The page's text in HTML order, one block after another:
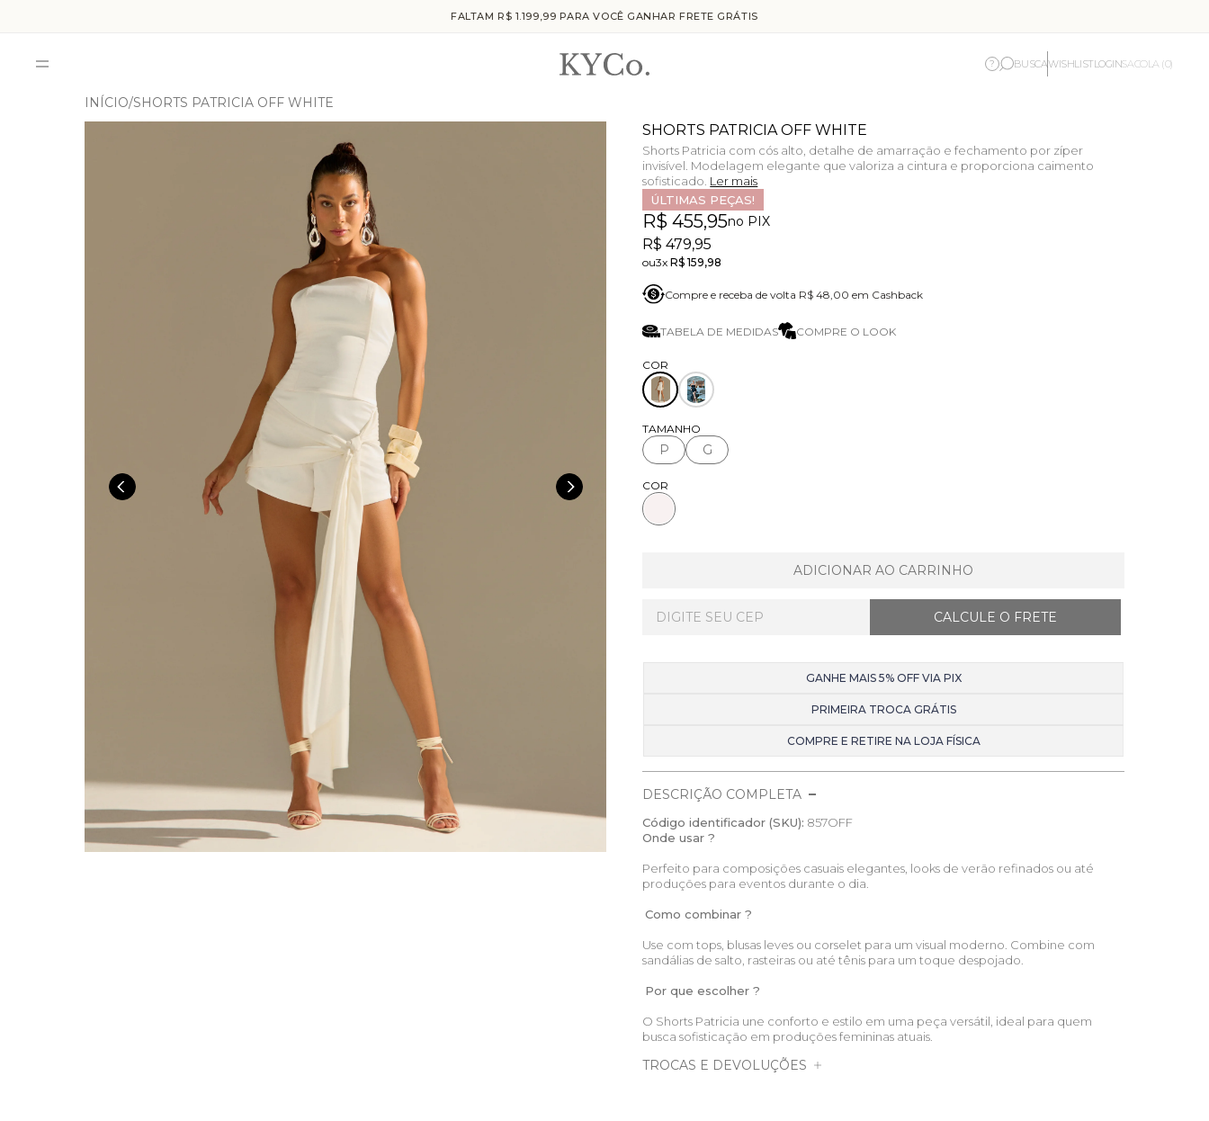
FALTAM R$ 1.199,99 PARA VOCÊ GANHAR FRETE GRÁTIS
? BUSCAWISHLISTLOGINSACOLA (0)
INÍCIO SHORTS PATRICIA OFF WHITE
SHORTS PATRICIA OFF WHITE
Shorts Patricia com cós alto, detalhe de amarração e fechamento por zíper
invisível. Modelagem elegante que valoriza a cintura e proporciona caimento
sofisticado. Ler mais
ÚLTIMAS PEÇAS!
R$ 455,95no PIX
R$ 479,95
3xR$ 159,98
Compre e receba de volta R$ 48,00 em Cashback
TABELA DE MEDIDAS COMPRE O LOOK
TAMANHO
P G
COR
ADICIONAR AO CARRINHO
GANHE MAIS 5% OFF VIA PIX
PRIMEIRA TROCA GRÁTIS
COMPRE E RETIRE NA LOJA FÍSICA
DESCRIÇÃO COMPLETA
Código identificador (SKU): 857OFF
Onde usar ?
Perfeito para composições casuais elegantes, looks de verão refinados ou até
produções para eventos durante o dia.
Como combinar ?
Use com tops, blusas leves ou corselet para um visual moderno. Combine com
sandálias de salto, rasteiras ou até tênis para um toque despojado.
Por que escolher ?
O Shorts Patricia une conforto e estilo em uma peça versátil, ideal para quem
busca sofisticação em produções femininas atuais.
TROCAS E DEVOLUÇÕES